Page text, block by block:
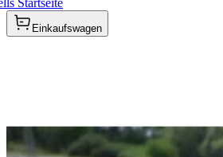
Startseite
Einkaufswagen